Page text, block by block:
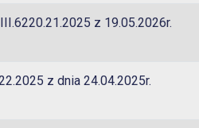
z 19.05.2026r.
z dnia 24.04.2025r.